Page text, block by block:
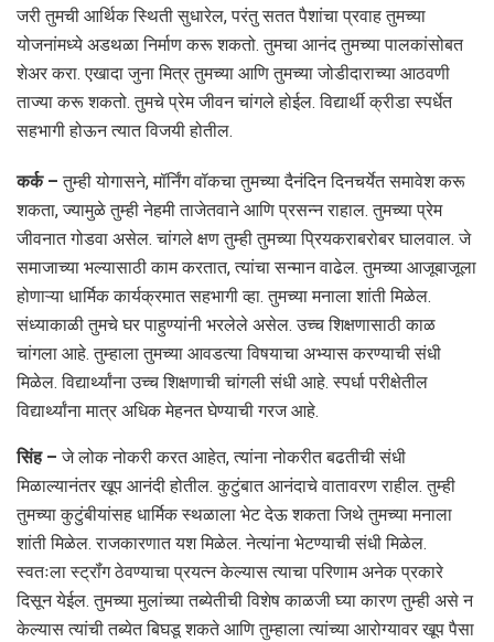
जरी तुमची आर्थिक स्थिती सुधारेल, परंतु सतत पैशांचा प्रवाह तुमच्या
योजनांमध्ये अडथळा निर्माण करू शकतो. तुमचा आनंद तुमच्या पालकांसोबत
शेअर करा. एखादा जुना मित्र तुमच्या आणि तुमच्या जोडीदाराच्या आठवणी
ताज्या करू शकतो. तुमचे प्रेम जीवन चांगले होईल. विद्यार्थी क्रीडा स्पर्धेत
सहभागी होऊन त्यात विजयी होतील.
कर्क – तुम्ही योगासने, मॉर्निंग वॉकचा तुमच्या दैनंदिन दिनचर्येत समावेश करू
शकता, ज्यामुळे तुम्ही नेहमी ताजेतवाने आणि प्रसन्न राहाल. तुमच्या प्रेम
जीवनात गोडवा असेल. चांगले क्षण तुम्ही तुमच्या प्रियकराबरोबर घालवाल. जे
समाजाच्या भल्यासाठी काम करतात, त्यांचा सन्मान वाढेल. तुमच्या आजूबाजूला
होणाऱ्या धार्मिक कार्यक्रमात सहभागी व्हा. तुमच्या मनाला शांती मिळेल.
संध्याकाळी तुमचे घर पाहुण्यांनी भरलेले असेल. उच्च शिक्षणासाठी काळ
चांगला आहे. तुम्हाला तुमच्या आवडत्या विषयाचा अभ्यास करण्याची संधी
मिळेल. विद्यार्थ्यांना उच्च शिक्षणाची चांगली संधी आहे. स्पर्धा परीक्षेतील
विद्यार्थ्यांना मात्र अधिक मेहनत घेण्याची गरज आहे.
सिंह – जे लोक नोकरी करत आहेत, त्यांना नोकरीत बढतीची संधी
मिळाल्यानंतर खूप आनंदी होतील. कुटुंबात आनंदाचे वातावरण राहील. तुम्ही
तुमच्या कुटुंबीयांसह धार्मिक स्थळाला भेट देऊ शकता जिथे तुमच्या मनाला
शांती मिळेल. राजकारणात यश मिळेल. नेत्यांना भेटण्याची संधी मिळेल.
स्वतःला स्ट्रॉंग ठेवण्याचा प्रयत्न केल्यास त्याचा परिणाम अनेक प्रकारे
दिसून येईल. तुमच्या मुलांच्या तब्येतीची विशेष काळजी घ्या कारण तुम्ही असे न
केल्यास त्यांची तब्येत बिघडू शकते आणि तुम्हाला त्यांच्या आरोग्यावर खूप पैसा